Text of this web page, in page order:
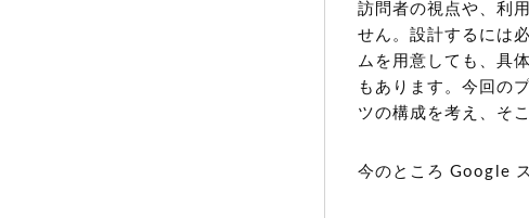
訪問者の視点や、利
せん。設計するには
ムを用意しても、具
もあります。今回の
ツの構成を考え、そ
今のところ Google